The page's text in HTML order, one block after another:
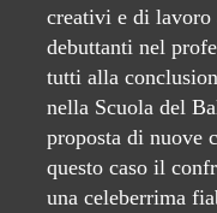
creativi e di lavoro
debuttanti nel
tutti alla
nella Scuola del
proposta di nuove
questo caso il
una celeberrima